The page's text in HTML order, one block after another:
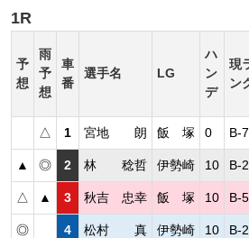
1R
予
想
雨
予
想
車
番
選手名 LG
ハ
ン
デ
現
ン
△ 1 宮地 朗 飯 塚 0 B-
▲ ◎ 2 林 稔哲 伊勢崎 10 B-
△ ▲ 3 秋吉 忠幸 飯 塚 10 B-
◎ 4 松村 真 伊勢崎 10 B-